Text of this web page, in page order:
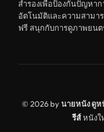
สยองขวัญ
ดูหนังอินเดีย India
ดูหนังจีนฮ่องกง
ดูหนังฝรั่งเศส
ดูหนังฝรั่งแคนนาด
สำรองเพื่อป้องกันปัญหา
อัตโนมัติและความสามา
ฟรี สนุกกับการดูภาพยน
© 2026 byนายหนัง ดูห
รีส์หนังใ